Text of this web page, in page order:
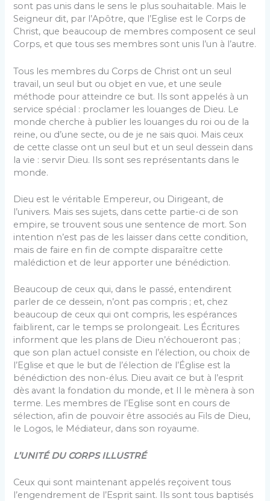
sont pas unis dans le sens le plus souhaitable. Mais le
Seigneur dit, par l’Apôtre, que l’Eglise est le Corps de
Christ, que beaucoup de membres composent ce seul
Corps, et que tous ses membres sont unis l’un à l’autre.
Tous les membres du Corps de Christ ont un seul
travail, un seul but ou objet en vue, et une seule
méthode pour atteindre ce but. Ils sont appelés à un
service spécial : proclamer les louanges de Dieu. Le
monde cherche à publier les louanges du roi ou de la
reine, ou d’une secte, ou de je ne sais quoi. Mais ceux
de cette classe ont un seul but et un seul dessein dans
la vie : servir Dieu. Ils sont ses représentants dans le
monde.
Dieu est le véritable Empereur, ou Dirigeant, de
l’univers. Mais ses sujets, dans cette partie-ci de son
empire, se trouvent sous une sentence de mort. Son
intention n’est pas de les laisser dans cette condition,
mais de faire en fin de compte disparaître cette
malédiction et de leur apporter une bénédiction.
Beaucoup de ceux qui, dans le passé, entendirent
parler de ce dessein, n’ont pas compris ; et, chez
beaucoup de ceux qui ont compris, les espérances
faiblirent, car le temps se prolongeait. Les Écritures
informent que les plans de Dieu n’échoueront pas ;
que son plan actuel consiste en l’élection, ou choix de
l’Eglise et que le but de l’élection de l’Église est la
bénédiction des non-élus. Dieu avait ce but à l’esprit
dès avant la fondation du monde, et Il le mènera à son
terme. Les membres de l’Eglise sont en cours de
sélection, afin de pouvoir être associés au Fils de Dieu,
le Logos, le Médiateur, dans son royaume.
L’UNITÉ DU CORPS ILLUSTRÉ
Ceux qui sont maintenant appelés reçoivent tous
l’engendrement de l’Esprit saint. Ils sont tous baptisés